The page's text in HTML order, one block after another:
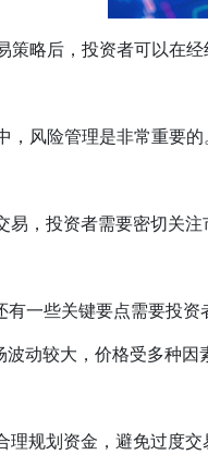
策略后，投资者可以在
，风险管理是非常重要
易，投资者需要密切关
一些关键要点需要投资
动较大，价格受多种因
理规划资金，避免过度